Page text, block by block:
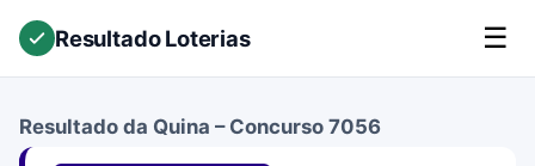
Resultado Loterias ☰
Resultado da Quina – Concurso 7056